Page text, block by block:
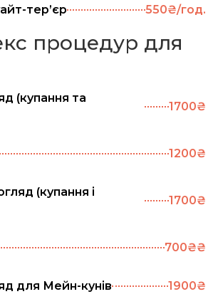
тер’єр 550₴/год.
процедур для
(купання та
1700₴
1200₴
(купання і
1700₴
700₴₴
для Мейн-кунів 1900₴